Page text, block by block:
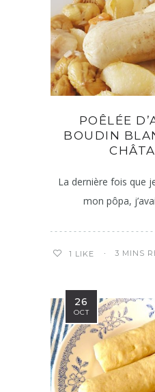
POÊLÉE
BOUDIN
La dernière fois que
mon pôpa,
1 LIKE 3 MINS
26
OCT